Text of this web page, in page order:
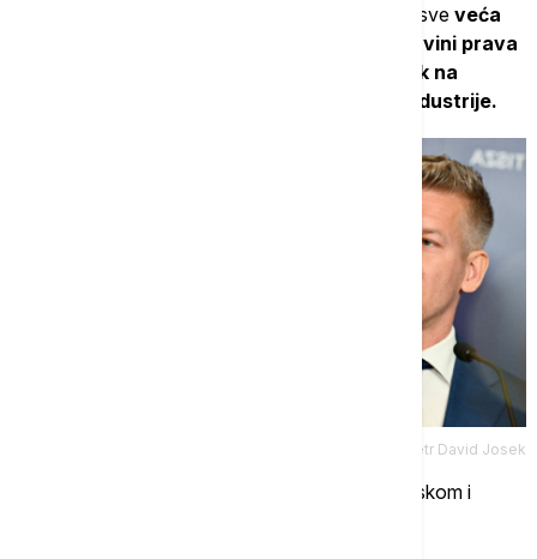
Dodao je da su dodatnom pogoršanju doprineli sve veća
autokratizacija zemlje, manjkavosti u vladavini prava
i borbi protiv korupcije, kao i rastući pritisak na
nemačke investitore izvan automobilske industrije.
Tanjug/AP/Petr David Josek
Nemačka takođe očekuje promene na ekonomskom i